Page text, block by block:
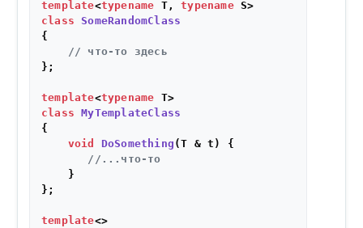
template<typename T, typename
class
SomeRandomClass
{
// что-то здесь
};
template<typename
class
MyTemplateClass
{
void
DoSomething (T & t)
{
//...что-то
    }
};
template